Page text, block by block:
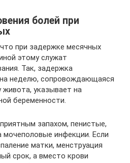
болей при
при задержке месячных
этому служат
Так, задержка
неделю, сопровождающаяся
указывает на
беременности.
запахом, пенистые,
инфекции. Если
матки, менструация
срок, а вместо крови